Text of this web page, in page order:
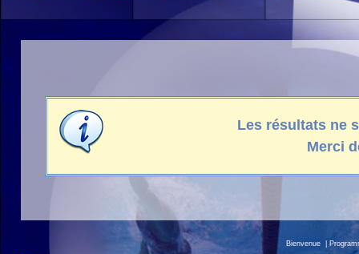
Les résultats ne
Merci
Bienvenue